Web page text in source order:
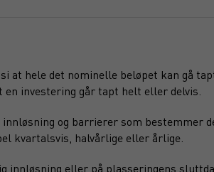
at hele det nominelle beløpet kan gå
investering går tapt helt eller delvis.
og barrierer som
kvartalsvis, halvårlige eller årlige.
eller på plasseringens